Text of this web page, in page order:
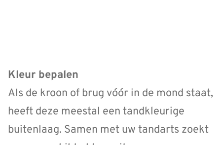
Kleur bepalen
Als de kroon of brug vóór in de mond staat,
heeft deze meestal een tandkleurige
buitenlaag. Samen met uw tandarts zoekt